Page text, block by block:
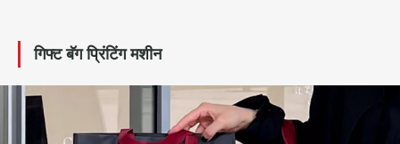
गिफ्ट बॅग प्रिंटिंग मशीन